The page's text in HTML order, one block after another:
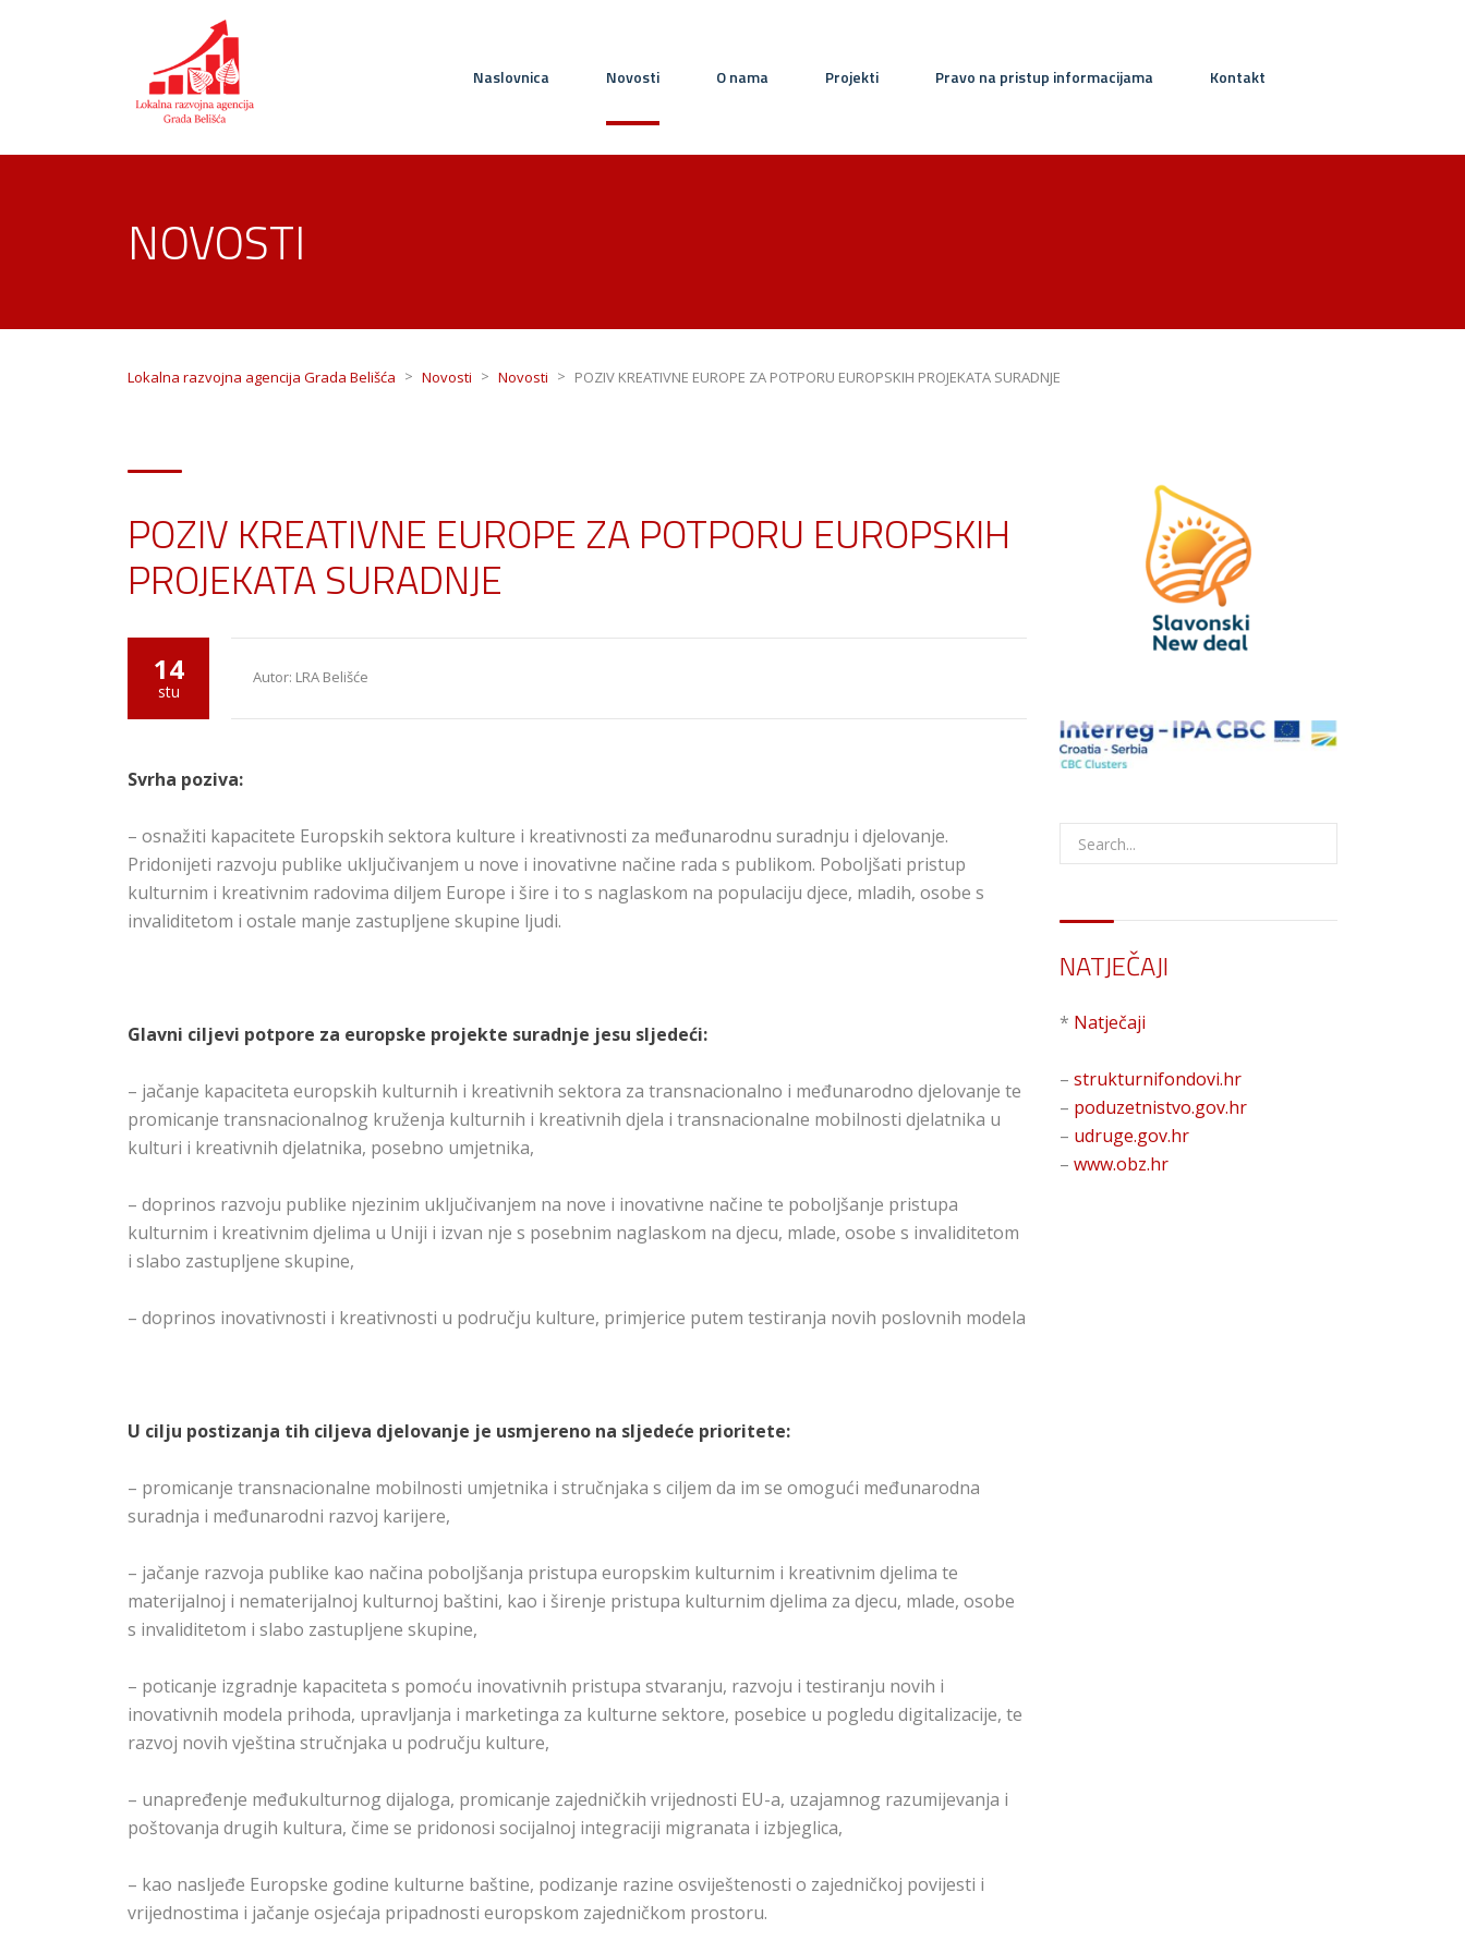
Naslovnica Novosti O nama Projekti Pravo na pristup informacijama Kontakt
NOVOSTI
Lokalna razvojna agencija Grada Belišća > Novosti > Novosti > POZIV KREATIVNE EUROPE ZA POTPORU EUROPSKIH PROJEKATA SURADNJE
POZIV KREATIVNE EUROPE ZA POTPORU EUROPSKIH
PROJEKATA SURADNJE
14
stu
Autor: LRA Belišće
Svrha poziva:
– osnažiti kapacitete Europskih sektora kulture i kreativnosti za međunarodnu suradnju i djelovanje.
Pridonijeti razvoju publike uključivanjem u nove i inovativne načine rada s publikom. Poboljšati pristup
kulturnim i kreativnim radovima diljem Europe i šire i to s naglaskom na populaciju djece, mladih, osobe s
invaliditetom i ostale manje zastupljene skupine ljudi.
Glavni ciljevi potpore za europske projekte suradnje jesu sljedeći:
– jačanje kapaciteta europskih kulturnih i kreativnih sektora za transnacionalno i međunarodno djelovanje te
promicanje transnacionalnog kruženja kulturnih i kreativnih djela i transnacionalne mobilnosti djelatnika u
kulturi i kreativnih djelatnika, posebno umjetnika,
– doprinos razvoju publike njezinim uključivanjem na nove i inovativne načine te poboljšanje pristupa
kulturnim i kreativnim djelima u Uniji i izvan nje s posebnim naglaskom na djecu, mlade, osobe s invaliditetom
i slabo zastupljene skupine,
– doprinos inovativnosti i kreativnosti u području kulture, primjerice putem testiranja novih poslovnih modela
U cilju postizanja tih ciljeva djelovanje je usmjereno na sljedeće prioritete:
– promicanje transnacionalne mobilnosti umjetnika i stručnjaka s ciljem da im se omogući međunarodna
suradnja i međunarodni razvoj karijere,
– jačanje razvoja publike kao načina poboljšanja pristupa europskim kulturnim i kreativnim djelima te
materijalnoj i nematerijalnoj kulturnoj baštini, kao i širenje pristupa kulturnim djelima za djecu, mlade, osobe
s invaliditetom i slabo zastupljene skupine,
– poticanje izgradnje kapaciteta s pomoću inovativnih pristupa stvaranju, razvoju i testiranju novih i
inovativnih modela prihoda, upravljanja i marketinga za kulturne sektore, posebice u pogledu digitalizacije, te
razvoj novih vještina stručnjaka u području kulture,
– unapređenje međukulturnog dijaloga, promicanje zajedničkih vrijednosti EU-a, uzajamnog razumijevanja i
poštovanja drugih kultura, čime se pridonosi socijalnoj integraciji migranata i izbjeglica,
– kao nasljeđe Europske godine kulturne baštine, podizanje razine osviještenosti o zajedničkoj povijesti i
vrijednostima i jačanje osjećaja pripadnosti europskom zajedničkom prostoru.
NATJEČAJI
* Natječaji
– strukturnifondovi.hr
– poduzetnistvo.gov.hr
– udruge.gov.hr
– www.obz.hr